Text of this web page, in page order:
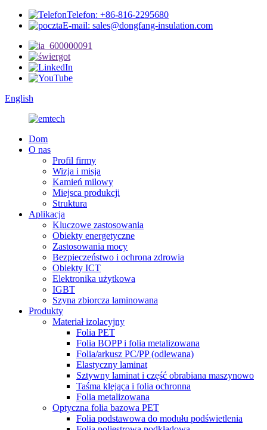
Telefon: +86-816-2295680
E-mail: sales@dongfang-insulation.com
English
Dom
O nas
Profil firmy
Wizja i misja
Kamień milowy
Miejsca produkcji
Struktura
Aplikacja
Kluczowe zastosowania
Obiekty energetyczne
Zastosowania mocy
Bezpieczeństwo i ochrona zdrowia
Obiekty ICT
Elektronika użytkowa
IGBT
Szyna zbiorcza laminowana
Produkty
Materiał izolacyjny
Folia PET
Folia BOPP i folia metalizowana
Folia/arkusz PC/PP (odlewana)
Elastyczny laminat
Sztywny laminat i część obrabiana maszynowo
Taśma klejąca i folia ochronna
Folia metalizowana
Optyczna folia bazowa PET
Folia podstawowa do modułu podświetlenia